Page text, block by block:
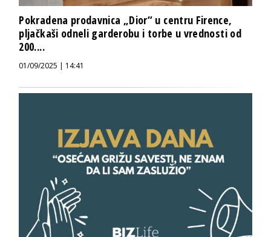
Pokradena prodavnica „Dior“ u centru Firence,
pljačkaši odneli garderobu i torbe u vrednosti od
200....
01/09/2025 | 14:41